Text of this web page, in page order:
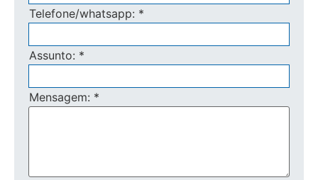
Telefone/whatsapp: *
Assunto: *
Mensagem: *